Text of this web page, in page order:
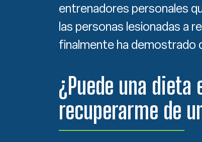
entrenadores personales
las personas lesionadas a
finalmente ha demostrado
¿Puede una
recuperarme de